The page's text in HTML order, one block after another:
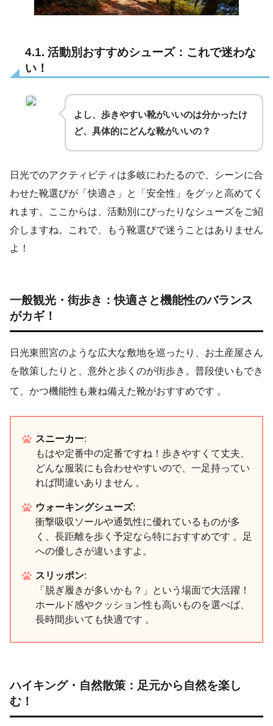
4.1. 活動別おすすめシューズ：これで迷わな
い！
よし、歩きやすい靴がいいのは分かったけ
ど、具体的にどんな靴がいいの？
日光でのアクティビティは多岐にわたるので、シーンに合
わせた靴選びが「快適さ」と「安全性」をグッと高めてく
れます。ここからは、活動別にぴったりなシューズをご紹
介しますね。これで、もう靴選びで迷うことはありません
よ！
一般観光・街歩き：快適さと機能性のバランス
がカギ！
日光東照宮のような広大な敷地を巡ったり、お土産屋さん
を散策したりと、意外と歩くのが街歩き。普段使いもでき
て、かつ機能性も兼ね備えた靴がおすすめです 。
スニーカー:
もはや定番中の定番ですね！歩きやすくて丈夫、
どんな服装にも合わせやすいので、一足持ってい
れば間違いありません 。
ウォーキングシューズ:
衝撃吸収ソールや通気性に優れているものが多
く、長距離を歩く予定なら特におすすめです 。足
への優しさが違いますよ。
スリッポン:
「脱ぎ履きが多いかも？」という場面で大活躍！
ホールド感やクッション性も高いものを選べば、
長時間歩いても快適です 。
ハイキング・自然散策：足元から自然を楽し
む！